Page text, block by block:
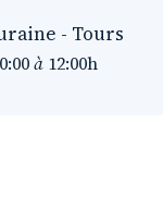
- Tours
à12:00h